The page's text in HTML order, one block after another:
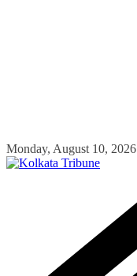
Skip
to
Monday, August 10, 2026